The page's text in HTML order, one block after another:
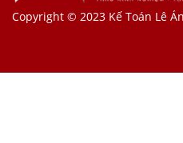
Copyright © 2023 Kế Toán Lê